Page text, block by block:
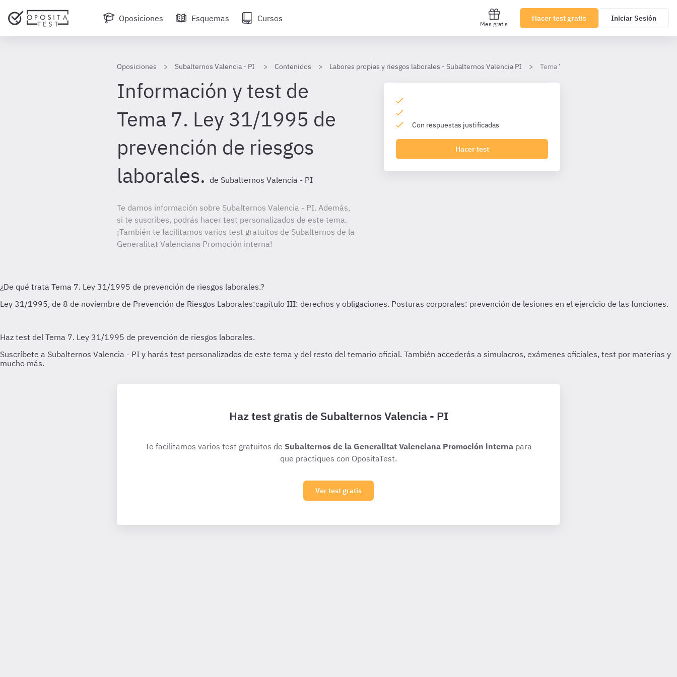
Oposiciones Esquemas Cursos
Mes gratis
Hacer test gratis Iniciar Sesión
Oposiciones Subalternos Valencia - PI Contenidos Labores propias y riesgos laborales - Subalternos Valencia PI Tema 7. Ley 31/1995 de prevención de
Información y test de
Tema 7. Ley 31/1995 de
prevención de riesgos
laborales. de Subalternos Valencia - PI
Te damos información sobre Subalternos Valencia - PI. Además,
si te suscribes, podrás hacer test personalizados de este tema.
¡También te facilitamos varios test gratuitos de Subalternos de la
Generalitat Valenciana Promoción interna!
Con respuestas justificadas
Hacer test
Haz test gratis de Subalternos Valencia - PI
Te facilitamos varios test gratuitos de Subalternos de la Generalitat Valenciana Promoción interna para
que practiques con OpositaTest.
Ver test gratis